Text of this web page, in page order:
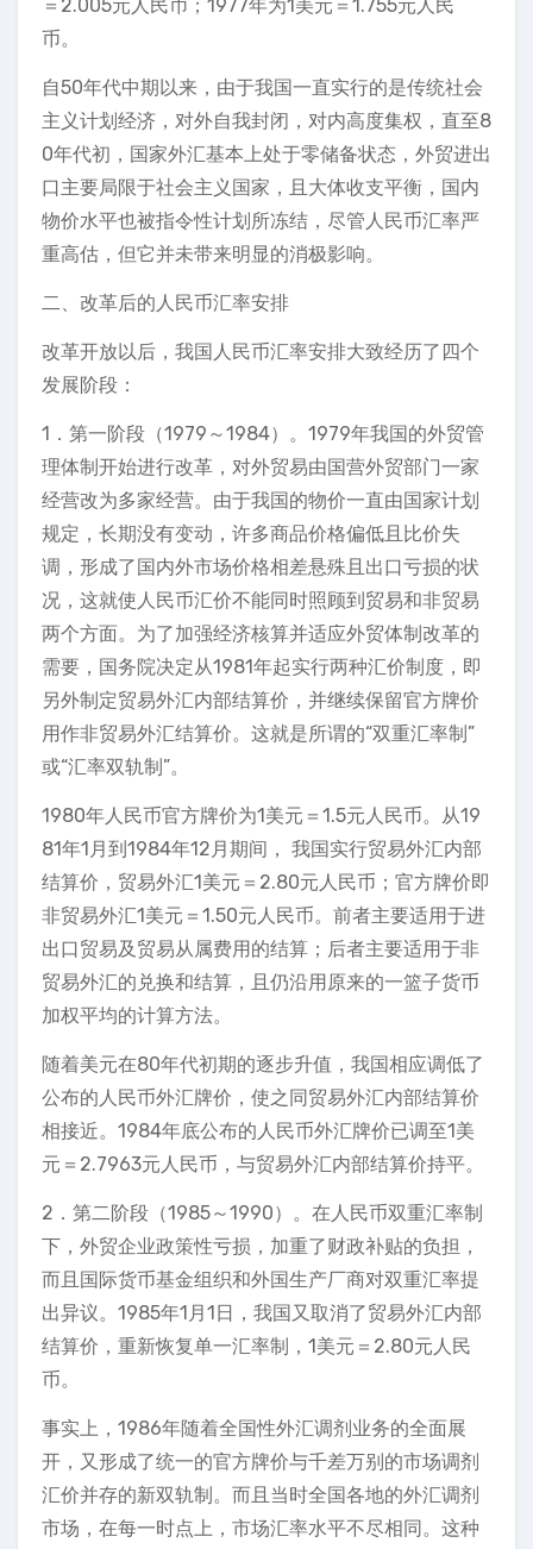
＝2.005元人民币；1977年为1美元＝1.755元人民
币。
自50年代中期以来，由于我国一直实行的是传统社会
主义计划经济，对外自我封闭，对内高度集权，直至8
0年代初，国家外汇基本上处于零储备状态，外贸进出
口主要局限于社会主义国家，且大体收支平衡，国内
物价水平也被指令性计划所冻结，尽管人民币汇率严
重高估，但它并未带来明显的消极影响。
二、改革后的人民币汇率安排
改革开放以后，我国人民币汇率安排大致经历了四个
发展阶段：
1．第一阶段（1979～1984）。1979年我国的外贸管
理体制开始进行改革，对外贸易由国营外贸部门一家
经营改为多家经营。由于我国的物价一直由国家计划
规定，长期没有变动，许多商品价格偏低且比价失
调，形成了国内外市场价格相差悬殊且出口亏损的状
况，这就使人民币汇价不能同时照顾到贸易和非贸易
两个方面。为了加强经济核算并适应外贸体制改革的
需要，国务院决定从1981年起实行两种汇价制度，即
另外制定贸易外汇内部结算价，并继续保留官方牌价
用作非贸易外汇结算价。这就是所谓的“双重汇率制”
或“汇率双轨制”。
1980年人民币官方牌价为1美元＝1.5元人民币。从19
81年1月到1984年12月期间， 我国实行贸易外汇内部
结算价，贸易外汇1美元＝2.80元人民币；官方牌价即
非贸易外汇1美元＝1.50元人民币。前者主要适用于进
出口贸易及贸易从属费用的结算；后者主要适用于非
贸易外汇的兑换和结算，且仍沿用原来的一篮子货币
加权平均的计算方法。
随着美元在80年代初期的逐步升值，我国相应调低了
公布的人民币外汇牌价，使之同贸易外汇内部结算价
相接近。1984年底公布的人民币外汇牌价已调至1美
元＝2.7963元人民币，与贸易外汇内部结算价持平。
2．第二阶段（1985～1990）。在人民币双重汇率制
下，外贸企业政策性亏损，加重了财政补贴的负担，
而且国际货币基金组织和外国生产厂商对双重汇率提
出异议。1985年1月1日，我国又取消了贸易外汇内部
结算价，重新恢复单一汇率制，1美元＝2.80元人民
币。
事实上，1986年随着全国性外汇调剂业务的全面展
开，又形成了统一的官方牌价与千差万别的市场调剂
汇价并存的新双轨制。而且当时全国各地的外汇调剂
市场，在每一时点上，市场汇率水平不尽相同。这种